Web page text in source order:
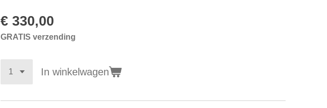
€ 330,00
GRATIS verzending
In winkelwagen